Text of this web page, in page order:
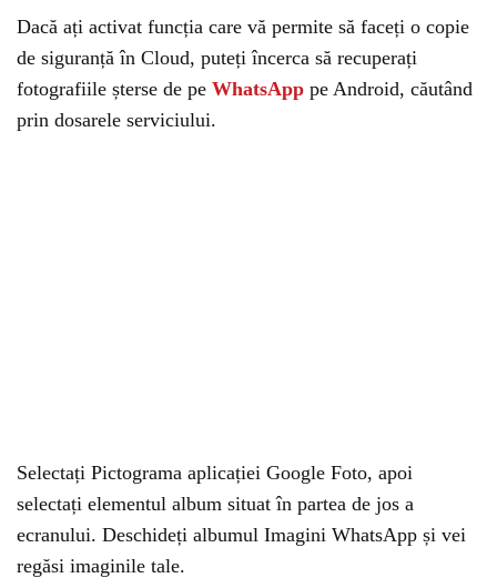
Dacă ați activat funcția care vă permite să faceți o copie
de siguranță în Cloud, puteți încerca să recuperați
fotografiile șterse de pe WhatsApp pe Android, căutând
prin dosarele serviciului.
Selectați Pictograma aplicației Google Foto, apoi
selectați elementul album situat în partea de jos a
ecranului. Deschideți albumul Imagini WhatsApp și vei
regăsi imaginile tale.